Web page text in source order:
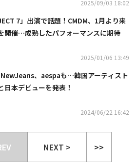
2025/09/03 18:02
7」出演で話題！CMDM、1月より来
開催…成熟したパフォーマンスに期待
2025/01/06 13:49
NewJeans、aespaも…韓国アーティスト
日本デビューを発表！
2024/06/22 16:42
NEXT > >>